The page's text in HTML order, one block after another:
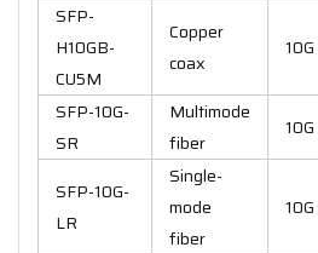
SFP-
H10GB-
CU5M
Copper
coax
10G
SFP-10G-
SR
Multimode
fiber
10G
SFP-10G-
LR
Single-
mode
fiber
10G